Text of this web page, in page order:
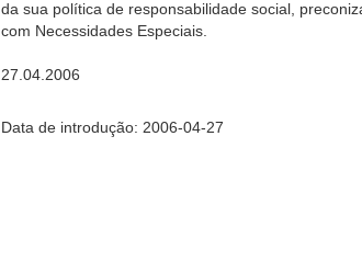
da sua política de responsabilidade social,
com Necessidades Especiais.
27.04.2006
Data de introdução: 2006-04-27